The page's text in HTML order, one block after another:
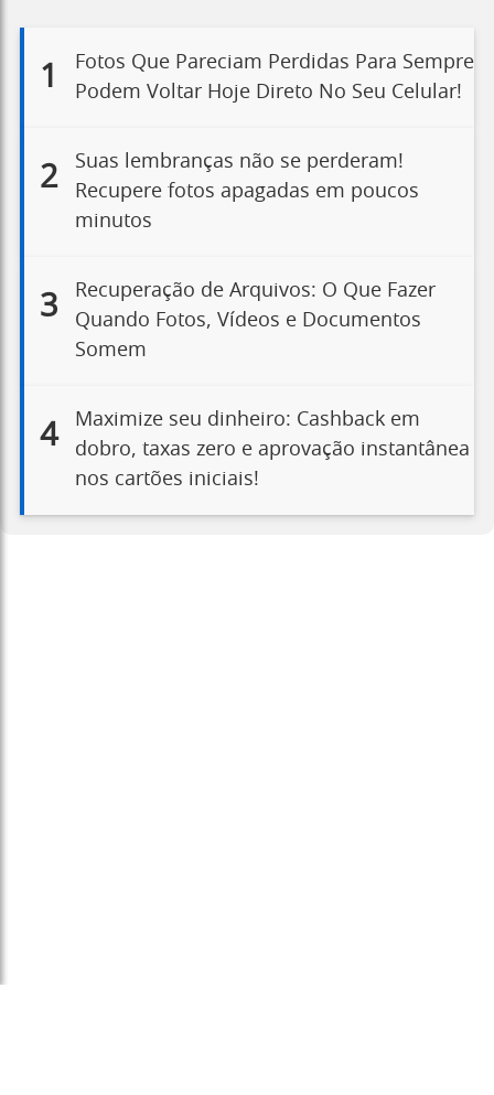
1
Fotos Que Pareciam Perdidas Para Sempre
Podem Voltar Hoje Direto No Seu Celular!
2
Suas lembranças não se perderam!
Recupere fotos apagadas em poucos
minutos
3
Recuperação de Arquivos: O Que Fazer
Quando Fotos, Vídeos e Documentos
Somem
4
Maximize seu dinheiro: Cashback em
dobro, taxas zero e aprovação instantânea
nos cartões iniciais!